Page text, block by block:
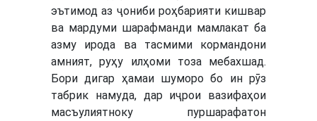
эътимод аз ҷониби роҳбарияти кишвар
ва мардуми шарафманди мамлакат ба
азму ирода ва тасмими кормандони
амният, руҳу илҳоми тоза мебахшад.
Бори дигар ҳамаи шуморо бо ин рӯз
табрик намуда, дар иҷрои вазифаҳои
масъулиятноку пуршарафатон